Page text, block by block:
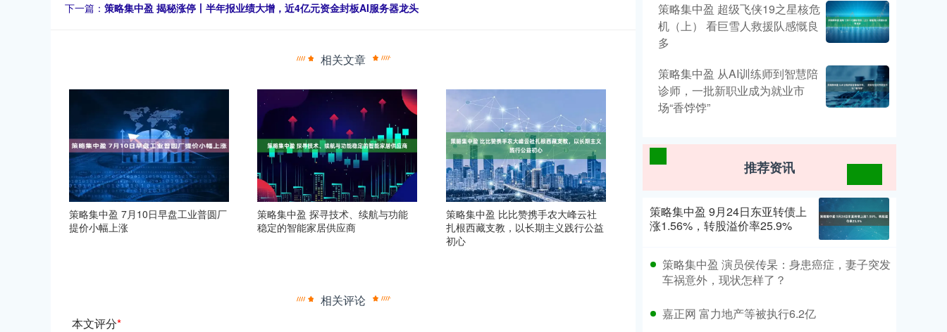
下一篇： 策略集中盈 揭秘涨停丨半年报业绩大增，近4亿元资金封板AI服务器龙头
相关文章
策略集中盈 7月10日早盘工业普圆厂
提价小幅上涨
策略集中盈 探寻技术、续航与功能
稳定的智能家居供应商
策略集中盈 比比赞携手农大峰云社
扎根西藏支教，以长期主义践行公益
初心
相关评论
本文评分*
策略集中盈 超级飞侠19之星核危
机（上） 看巨雪人救援队感慨良
多
策略集中盈 从AI训练师到智慧陪
诊师，一批新职业成为就业市
场“香饽饽”
推荐资讯
策略集中盈 9月24日东亚转债上
涨1.56%，转股溢价率25.9%
策略集中盈 演员侯传杲：身患癌症，妻子突发
车祸意外，现状怎样了？
嘉正网 富力地产等被执行6.2亿